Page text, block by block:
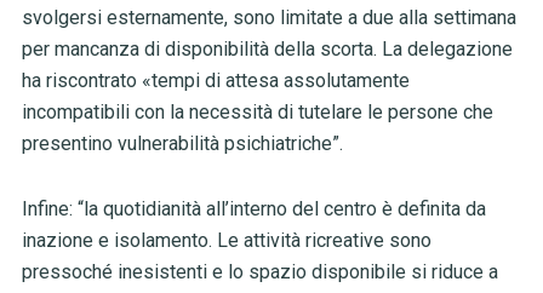
svolgersi esternamente, sono limitate a due alla settimana
per mancanza di disponibilità della scorta. La delegazione
ha riscontrato «tempi di attesa assolutamente
incompatibili con la necessità di tutelare le persone che
presentino vulnerabilità psichiatriche”.
Infine: “la quotidianità all’interno del centro è definita da
inazione e isolamento. Le attività ricreative sono
pressoché inesistenti e lo spazio disponibile si riduce a